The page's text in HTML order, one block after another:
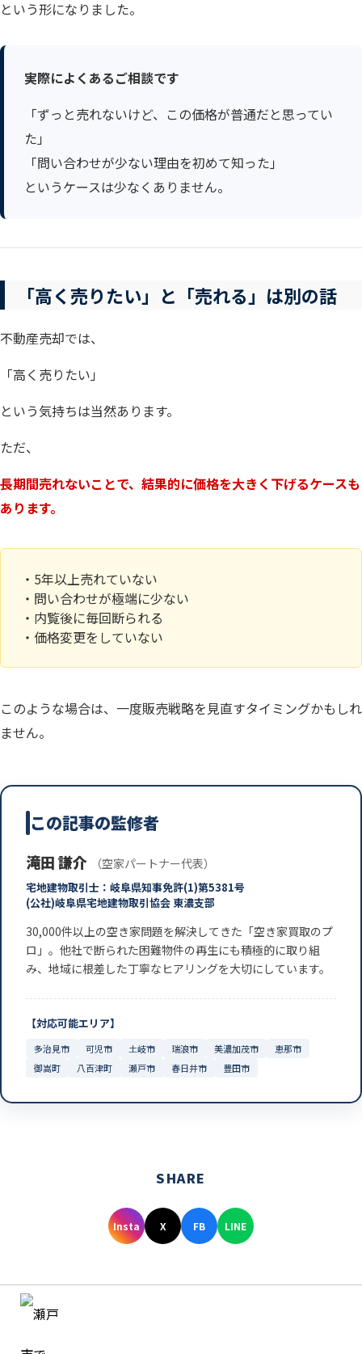
という形になりました。
実際によくあるご相談です
「ずっと売れないけど、この価格が普通だと思ってい
た」
「問い合わせが少ない理由を初めて知った」
というケースは少なくありません。
「高く売りたい」と「売れる」は別の話
不動産売却では、
「高く売りたい」
という気持ちは当然あります。
ただ、
長期間売れないことで、結果的に価格を大きく下げるケースも
あります。
・5年以上売れていない
・問い合わせが極端に少ない
・内覧後に毎回断られる
・価格変更をしていない
このような場合は、一度販売戦略を見直すタイミングかもしれ
ません。
この記事の監修者
滝田 謙介 （空家パートナー代表）
宅地建物取引士：岐阜県知事免許(1)第5381号
(公社)岐阜県宅地建物取引協会 東濃支部
30,000件以上の空き家問題を解決してきた「空き家買取のプ
ロ」。他社で断られた困難物件の再生にも積極的に取り組
み、地域に根差した丁寧なヒアリングを大切にしています。
【対応可能エリア】
多治見市 可児市 土岐市 瑞浪市 美濃加茂市
恵那市
御嵩町
八百津町 瀬戸市 春日井市 豊田市
SHARE
Insta X FB LINE